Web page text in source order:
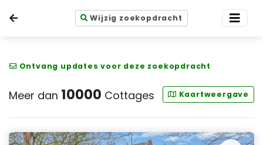
Wijzig zoekopdracht
Ontvang updates voor deze zoekopdracht
Kaartweergave
Meer dan 10000 Cottages